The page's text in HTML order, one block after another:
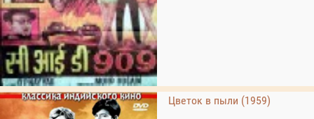
Цветок в пыли (1959)